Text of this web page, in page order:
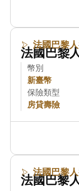
法國巴黎
法國巴黎
幣別
新臺幣
保險類型
房貸壽險
法國巴黎
法國巴黎